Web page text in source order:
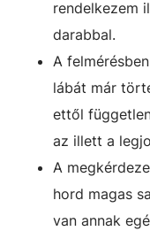
rendelkezem
darabbal.
A
lábát már
ettől
az illett a
A
hord magas
van annak